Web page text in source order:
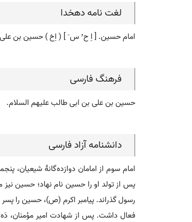
لغت نامه دهخدا
امام حسین. [ اِ ح ُ س َ ] ( اِخ ) حسین بن علی
فرهنگ فارسی
حسین بن علی بن ابی طالب علیهم السلام.
دانشنامه آزاد فارسی
امام سوم از امامان دوازده­ گانۀ
پس از تولد او را حسین نام نهاد؛ حسین
رسول گذراند. پیامبر اکرم (ص)، حسین را
فعال داشت. پس از شهادت امیر مؤمنان،